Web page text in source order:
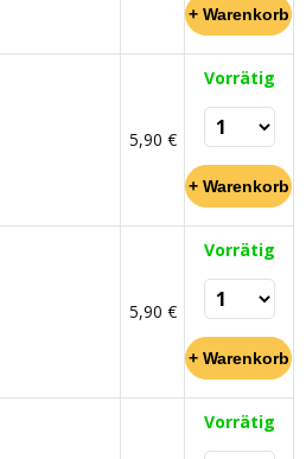
5,90 €
Vorrätig
5,90 €
Vorrätig
Vorrätig